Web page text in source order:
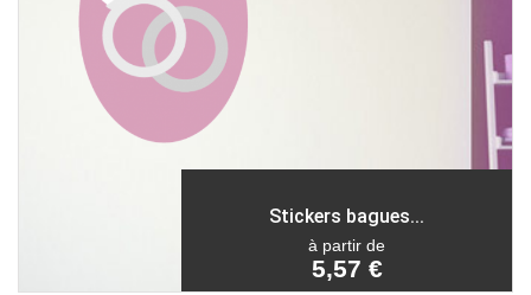
Stickers bagues...
à partir de
5,57 €